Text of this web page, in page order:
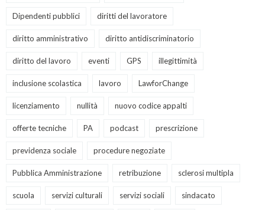
Dipendenti pubblici diritti del lavoratore
diritto amministrativo diritto antidiscriminatorio
diritto del lavoro eventi GPS illegittimità
inclusione scolastica lavoro LawforChange
licenziamento nullità nuovo codice appalti
offerte tecniche PA podcast prescrizione
previdenza sociale procedure negoziate
Pubblica Amministrazione retribuzione sclerosi multipla
scuola servizi culturali servizi sociali sindacato